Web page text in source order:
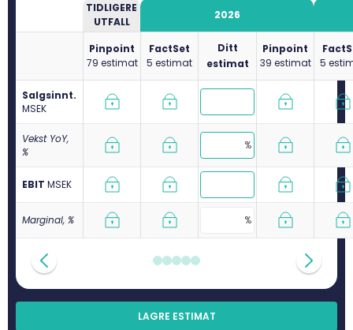
TIDLIGERE
UTFALL
2026
Pinpoint
79 estimat
FactSet
5 estimat
Ditt
estimat
Pinpoint
39 estimat
5
Salgsinnt.
MSEK
Vekst YoY,
%
EBIT MSEK
Marginal, %
LAGRE ESTIMAT